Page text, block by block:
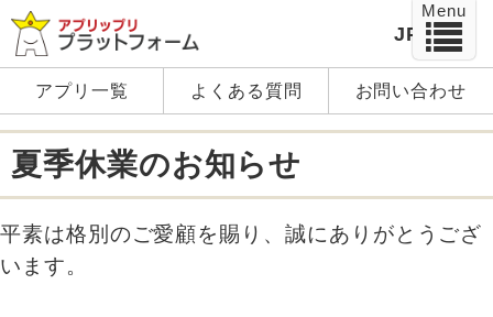
JP EN
アプリ一覧 よくある質問 お問い合わせ
夏季休業のお知らせ
平素は格別のご愛顧を賜り、誠にありがとうござ
います。
Menu